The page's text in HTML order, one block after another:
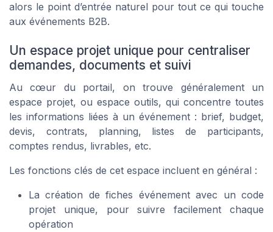
alors le point d’entrée naturel pour tout ce qui touche
aux événements B2B.
Un espace projet unique pour centraliser
demandes, documents et suivi
Au cœur du portail, on trouve généralement un
espace projet, ou espace outils, qui concentre toutes
les informations liées à un événement : brief, budget,
devis, contrats, planning, listes de participants,
comptes rendus, livrables, etc.
Les fonctions clés de cet espace incluent en général :
La création de fiches événement avec un code
projet unique, pour suivre facilement chaque
opération